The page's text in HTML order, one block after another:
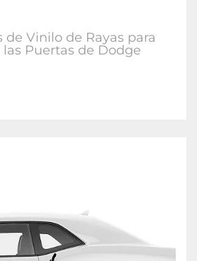
de Vinilo de Rayas para
las Puertas de Dodge